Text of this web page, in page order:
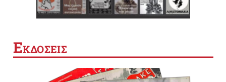
ΕΚΔΟΣΕΙΣ